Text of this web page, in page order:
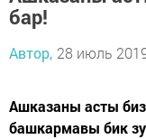
бар!
Автор, 28 июль
Ашказаны асты
башкармавы бик